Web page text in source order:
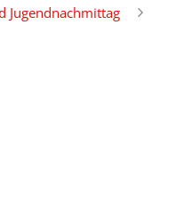
Jugendnachmittag